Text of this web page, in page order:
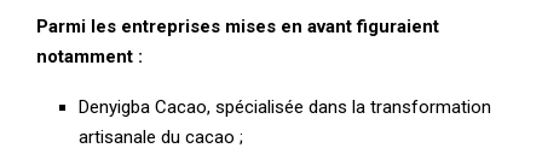
Parmi les entreprises mises en avant figuraient
notamment :
Denyigba Cacao, spécialisée dans la transformation
artisanale du cacao ;